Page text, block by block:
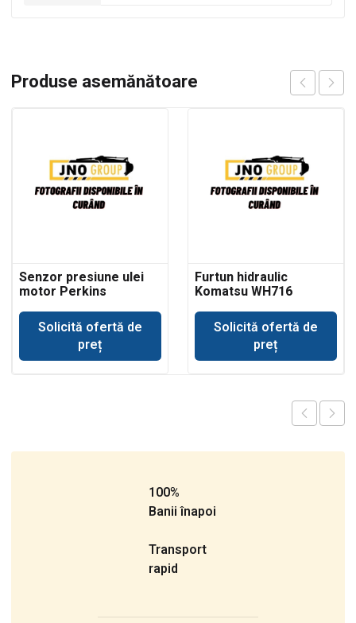
Produse asemănătoare
Senzor presiune ulei
motor Perkins
Solicită ofertă de
preț
Furtun hidraulic
Komatsu WH716
Solicită ofertă de
preț
100%
Banii înapoi
Transport
rapid